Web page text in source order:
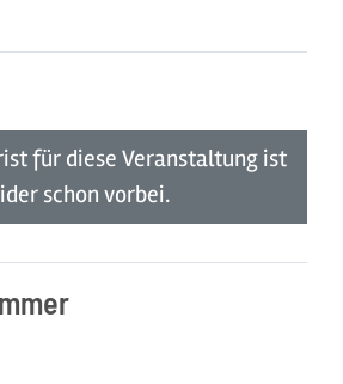
für diese Veranstaltung ist
schon vorbei.